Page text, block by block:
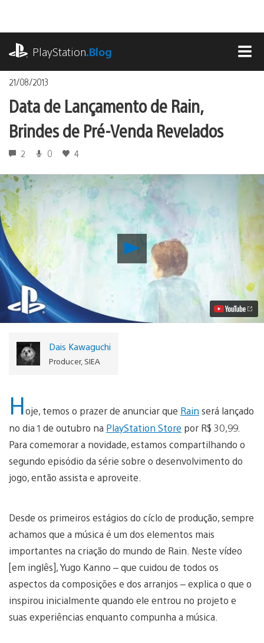
o
conteúdoPlayStation.Blog
21/08/2013
Data de Lançamento de Rain,
Brindes de Pré-Venda Revelados
2 0 4
Reproduzir
Data
de
Lançamento
de
Rain,
Brindes
de
Dais Kawaguchi
Producer, SIEA
Hoje, temos o prazer de anunciar que Rain será lançado
no dia 1 de outubro na PlayStation Store por R$ 30,99.
Para comemorar a novidade, estamos compartilhando o
segundo episódio da série sobre o desenvolvimento do
jogo, então assista e aproveite.
Desde os primeiros estágios do cíclo de produção, sempre
achamos que a música é um dos elementos mais
importantes na criação do mundo de Rain. Neste vídeo
[em inglês], Yugo Kanno – que cuidou de todos os
aspectos da composições e dos arranjos – explica o que o
inspirou inicialmente quando ele entrou no projeto e
suas experiências enquanto compunha a música.